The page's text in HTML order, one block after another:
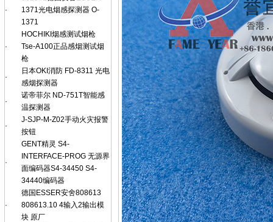
·
1371光电烟感探测器 O-
1371
·
HOCHIKI烟感测试烟枪
Tse-A100正品感烟测试烟
枪
·
日本OKI消防 FD-8311 光电
感烟探测器
·
诺帝菲尔 ND-751T智能感
温探测器
·
J-SJP-M-Z02手动火灾报警
按钮
·
GENT精灵 S4-
INTERFACE-PROG 无源界
面编码器S4-34450 S4-
34440编码器
·
德国ESSER安舍808613
808613.10 4输入2输出模
块 原厂